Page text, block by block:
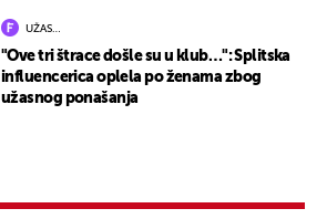
UŽAS…
"Ove tri štrace došle su u klub…": Splitska
influencerica oplela po ženama zbog
užasnog ponašanja